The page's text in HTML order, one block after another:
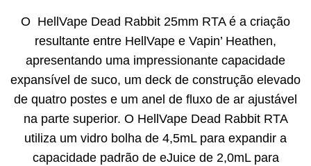
O HellVape Dead Rabbit 25mm RTA é a criação
resultante entre HellVape e Vapin’ Heathen,
apresentando uma impressionante capacidade
expansível de suco, um deck de construção elevado
de quatro postes e um anel de fluxo de ar ajustável
na parte superior. O HellVape Dead Rabbit RTA
utiliza um vidro bolha de 4,5mL para expandir a
capacidade padrão de eJuice de 2,0mL para